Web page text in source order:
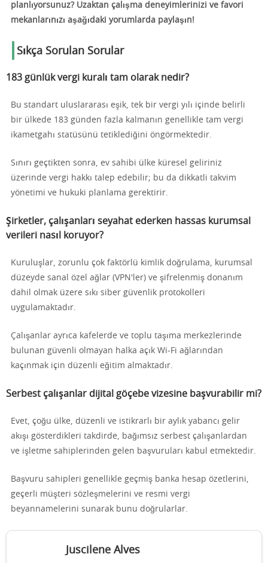
planlıyorsunuz? Uzaktan çalışma deneyimlerinizi ve favori
mekanlarınızı aşağıdaki yorumlarda paylaşın!
Sıkça Sorulan Sorular
183 günlük vergi kuralı tam olarak nedir?
Bu standart uluslararası eşik, tek bir vergi yılı içinde belirli
bir ülkede 183 günden fazla kalmanın genellikle tam vergi
ikametgahı statüsünü tetiklediğini öngörmektedir.
Sınırı geçtikten sonra, ev sahibi ülke küresel geliriniz
üzerinde vergi hakkı talep edebilir; bu da dikkatli takvim
yönetimi ve hukuki planlama gerektirir.
Şirketler, çalışanları seyahat ederken hassas kurumsal
verileri nasıl koruyor?
Kuruluşlar, zorunlu çok faktörlü kimlik doğrulama, kurumsal
düzeyde sanal özel ağlar (VPN'ler) ve şifrelenmiş donanım
dahil olmak üzere sıkı siber güvenlik protokolleri
uygulamaktadır.
Çalışanlar ayrıca kafelerde ve toplu taşıma merkezlerinde
bulunan güvenli olmayan halka açık Wi-Fi ağlarından
kaçınmak için düzenli eğitim almaktadır.
Serbest çalışanlar dijital göçebe vizesine başvurabilir mi?
Evet, çoğu ülke, düzenli ve istikrarlı bir aylık yabancı gelir
akışı gösterdikleri takdirde, bağımsız serbest çalışanlardan
ve işletme sahiplerinden gelen başvuruları kabul etmektedir.
Başvuru sahipleri genellikle geçmiş banka hesap özetlerini,
geçerli müşteri sözleşmelerini ve resmi vergi
beyannamelerini sunarak bunu doğrularlar.
Juscilene Alves